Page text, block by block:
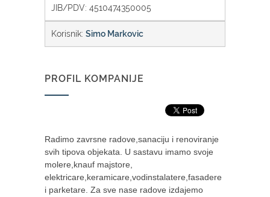
JIB/PDV: 4510474350005
Korisnik: Simo Markovic
PROFIL KOMPANIJE
Radimo zavrsne radove,sanaciju i renoviranje
svih tipova objekata. U sastavu imamo svoje
molere,knauf majstore,
elektricare,keramicare,vodinstalatere,fasadere
i parketare. Za sve nase radove izdajemo